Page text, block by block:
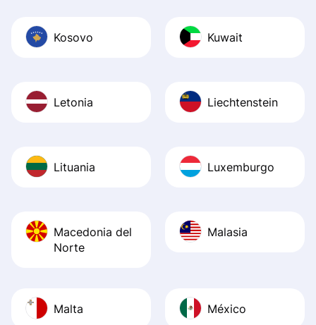
Kosovo Kuwait
Letonia Liechtenstein
Lituania Luxemburgo
Macedonia del
Norte
Malasia
Malta México